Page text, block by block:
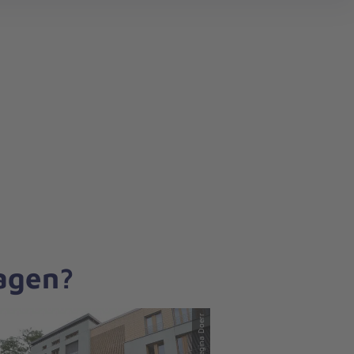
© Regina Doerr